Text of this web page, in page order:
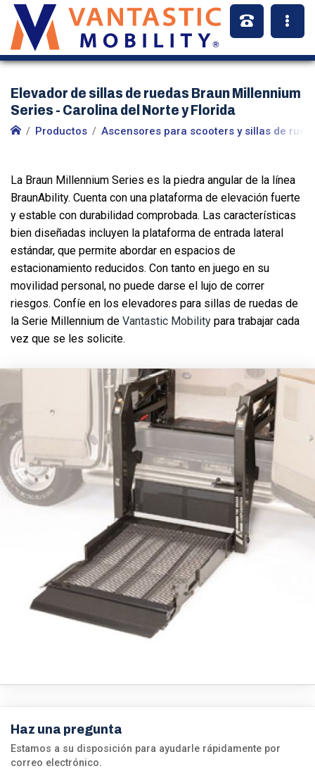
Elevador de sillas de ruedas Braun Millennium
Series - Carolina del Norte y Florida
Productos Ascensores para scooters y sillas de
La Braun Millennium Series es la piedra angular de la línea
BraunAbility. Cuenta con una plataforma de elevación fuerte
y estable con durabilidad comprobada. Las características
bien diseñadas incluyen la plataforma de entrada lateral
estándar, que permite abordar en espacios de
estacionamiento reducidos. Con tanto en juego en su
movilidad personal, no puede darse el lujo de correr
riesgos. Confíe en los elevadores para sillas de ruedas de
la Serie Millennium de Vantastic Mobility para trabajar cada
vez que se les solicite.
Haz una pregunta
Estamos a su disposición para ayudarle rápidamente por
correo electrónico.